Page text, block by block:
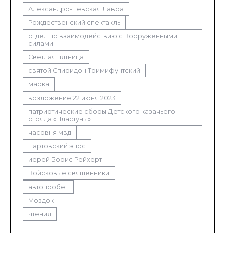
Александро-Невская Лавра
Рождественский спектакль
отдел по взаимодействию с Вооруженными
силами
Светлая пятница
святой Спиридон Тримифунтский
марка
возложение 22 июня 2023
патриотические сборы Детского казачьего
отряда «Пластуны»
часовня мвд
Нартовский эпос
иерей Борис Рейхерт
Войсковые священники
автопробег
Моздок
чтения